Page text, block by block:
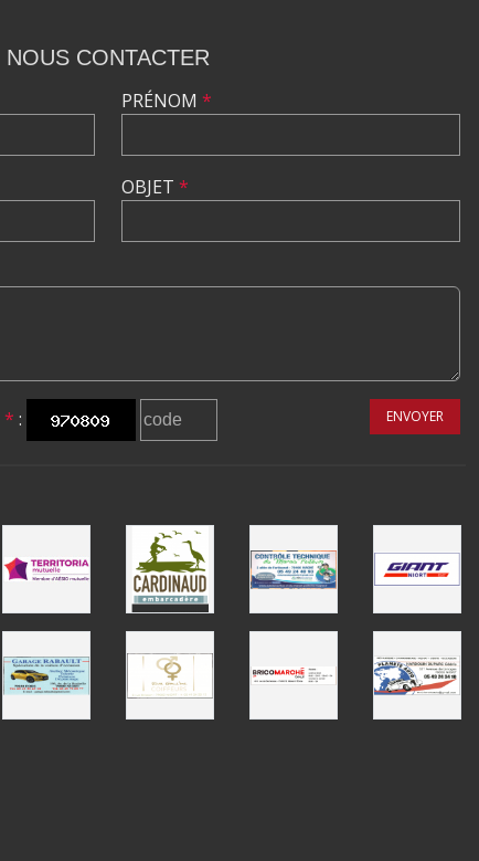
NOUS CONTACTER
PRÉNOM *
OBJET *
* : ENVOYER